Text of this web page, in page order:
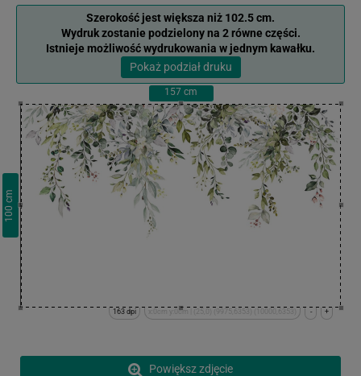
Szerokość jest większa niż 102.5 cm.
Wydruk zostanie podzielony na 2 równe części.
Istnieje możliwość wydrukowania w jednym kawałku.
Pokaż podział druku
157 cm
100
cm
+
-
x:0cm y:0cm | (25,0) (9975,6353) (10000,6353)
163 dpi
Powiększ zdjęcie